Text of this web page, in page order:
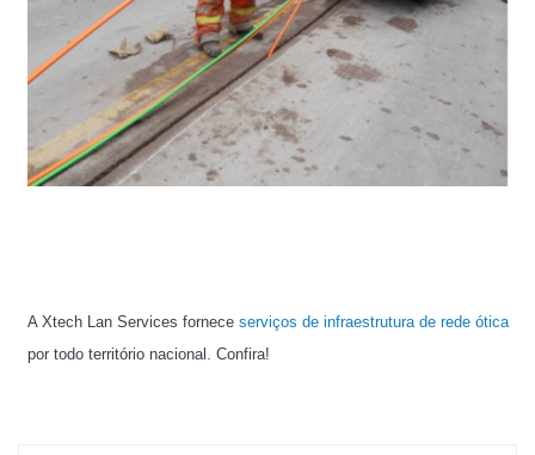
A Xtech Lan Services fornece serviços de infraestrutura de rede ótica
por todo território nacional. Confira!